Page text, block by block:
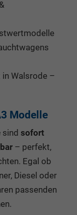
in Walsrode –
Modelle
sind sofort
– perfekt,
Egal ob
Diesel oder
passenden